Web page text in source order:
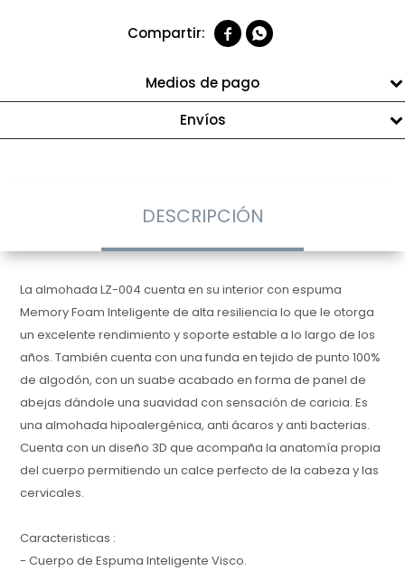
 
Medios de pago
Envíos
DESCRIPCIÓN
La almohada LZ-004 cuenta en su interior con espuma
Memory Foam Inteligente de alta resiliencia lo que le otorga
un excelente rendimiento y soporte estable a lo largo de los
años. También cuenta con una funda en tejido de punto 100%
de algodón, con un suabe acabado en forma de panel de
abejas dándole una suavidad con sensación de caricia. Es
una almohada hipoalergénica, anti ácaros y anti bacterias.
Cuenta con un diseño 3D que acompaña la anatomía propia
del cuerpo permitiendo un calce perfecto de la cabeza y las
cervicales.
Caracteristicas :
- Cuerpo de Espuma Inteligente Visco.